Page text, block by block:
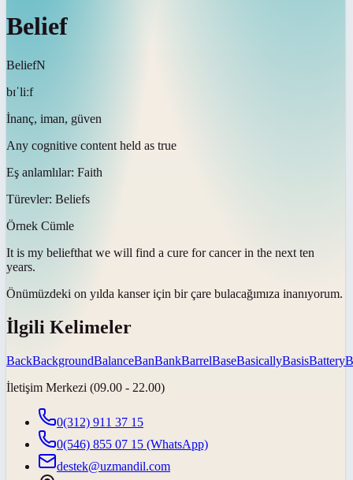
Belief
BeliefN
bɪˈliːf
İnanç, iman, güven
Any cognitive content held as true
Eş anlamlılar: Faith
Türevler: Beliefs
Örnek Cümle
It is my beliefthat we will find a cure for cancer in the next ten
years.
Önümüzdeki on yılda kanser için bir çare bulacağımıza inanıyorum.
İlgili Kelimeler
BackBackgroundBalanceBanBankBarrelBaseBasicallyBasisBattery
İletişim Merkezi (09.00 - 22.00)
0(312) 911 37 15
0(546) 855 07 15 (WhatsApp)
destek@uzmandil.com